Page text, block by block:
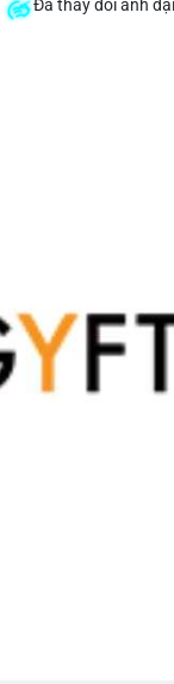
#aplucban
Đã thay đổi ảnh